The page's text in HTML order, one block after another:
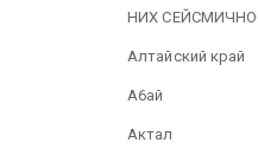
НИХ
Алтайский край
A6aй
Актал